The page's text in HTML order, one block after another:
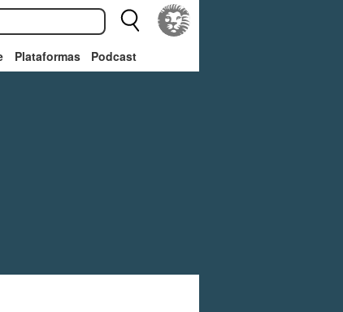
Plataformas Podcast